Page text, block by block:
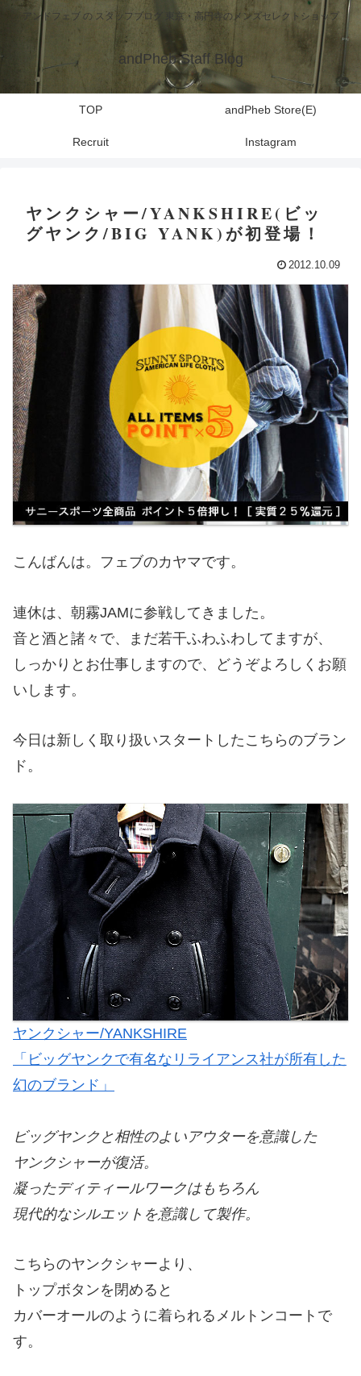
アンドフェブ の スタッフブログ 東京・高円寺のメンズセレクトショップ
andPheb Staff Blog
TOP andPheb Store(E)
Recruit Instagram
ヤンクシャー/YANKSHIRE(ビッ
グヤンク/BIG YANK)が初登場！
2012.10.09
こんばんは。フェブのカヤマです。
連休は、朝霧JAMに参戦してきました。
音と酒と諸々で、まだ若干ふわふわしてますが、
しっかりとお仕事しますので、どうぞよろしくお願
いします。
今日は新しく取り扱いスタートしたこちらのブラン
ド。
ヤンクシャー/YANKSHIRE
「ビッグヤンクで有名なリライアンス社が所有した
幻のブランド」
ビッグヤンクと相性のよいアウターを意識した
ヤンクシャーが復活。
凝ったディティールワークはもちろん
現代的なシルエットを意識して製作。
こちらのヤンクシャーより、
トップボタンを閉めると
カバーオールのように着られるメルトンコートで
す。